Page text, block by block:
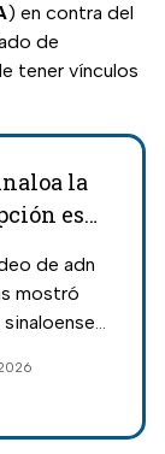
) en contra del
de
tener vínculos
la
es
a
de adn
mostró
y la
opiniones